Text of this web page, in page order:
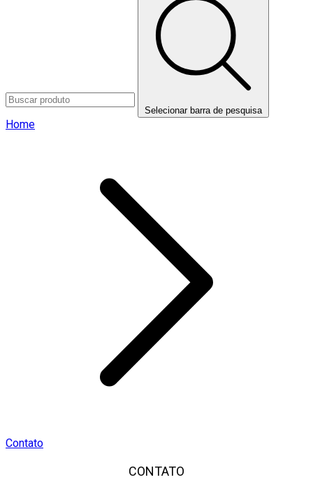
Selecionar barra de pesquisa
Home
Contato
CONTATO